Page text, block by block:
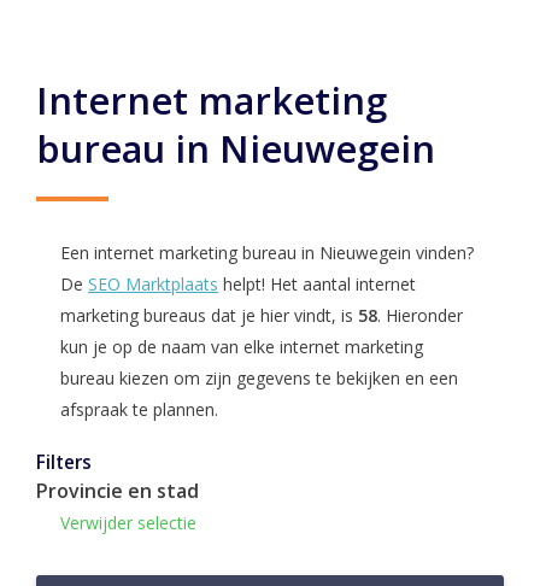
Internet marketing
bureau in Nieuwegein
Een internet marketing bureau in Nieuwegein vinden?
De SEO Marktplaats helpt! Het aantal internet
marketing bureaus dat je hier vindt, is 58. Hieronder
kun je op de naam van elke internet marketing
bureau kiezen om zijn gegevens te bekijken en een
afspraak te plannen.
Filters
Provincie en stad
Verwijder selectie